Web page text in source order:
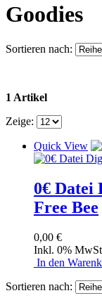
Goodies
Sortieren nach:
1 Artikel
Zeige:
Quick View
0€ Datei
Free Bee
0,00 €
Inkl. 0%
In den
Sortieren nach: